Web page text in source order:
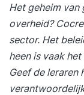
incompany /
onze
onbekenden,
te maken
Het geheim
overheid?
sector. Het
heen is vaak
Geef de leraren